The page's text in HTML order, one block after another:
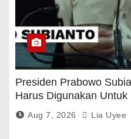
Presiden Prabowo
Harus Digunakan
Aug 7, 2026 Lia Uyee